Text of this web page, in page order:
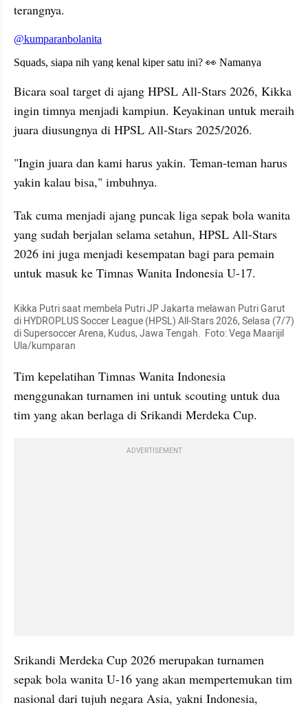
terangnya.
embed from external kumparan
Bicara soal target di ajang HPSL All-Stars 2026, Kikka
ingin timnya menjadi kampiun. Keyakinan untuk meraih
juara diusungnya di HPSL All-Stars 2025/2026.
"Ingin juara dan kami harus yakin. Teman-teman harus
yakin kalau bisa," imbuhnya.
Tak cuma menjadi ajang puncak liga sepak bola wanita
yang sudah berjalan selama setahun, HPSL All-Stars
2026 ini juga menjadi kesempatan bagi para pemain
untuk masuk ke Timnas Wanita Indonesia U-17.
Kikka Putri saat membela Putri JP Jakarta melawan Putri Garut
di HYDROPLUS Soccer League (HPSL) All-Stars 2026, Selasa (7/7)
di Supersoccer Arena, Kudus, Jawa Tengah.  Foto: Vega Maarijil
Ula/kumparan
Tim kepelatihan Timnas Wanita Indonesia
menggunakan turnamen ini untuk scouting untuk dua
tim yang akan berlaga di Srikandi Merdeka Cup.
ADVERTISEMENT
Srikandi Merdeka Cup 2026 merupakan turnamen
sepak bola wanita U-16 yang akan mempertemukan tim
nasional dari tujuh negara Asia, yakni Indonesia,